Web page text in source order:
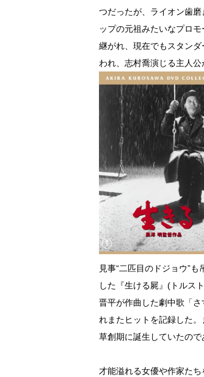
つだったが、ライオン歯
ップの元祖みたいなプロ
継がれ、現在でもスタン
われ、志村喬演じる主人
見事“二匹目のドジョウ”
した『生ける屍』(トルス
晋平が作曲した劇中歌「
れまたヒットを記録した
草創期に誕生していたので
才能溢れる女優や作家た